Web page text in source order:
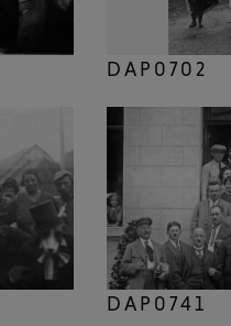
DAP0702
DAP0741